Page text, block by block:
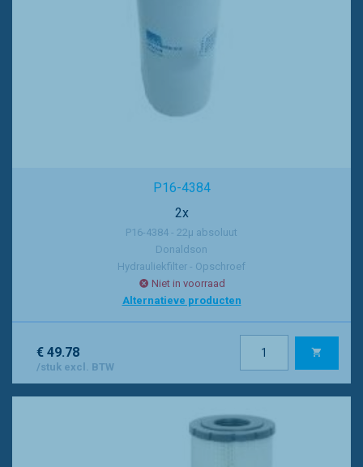
P16-4384
2x
P16-4384 - 22µ absoluut
Donaldson
Hydrauliekfilter - Opschroef
Niet in voorraad
Alternatieve producten
€ 49.78
/stuk excl. BTW